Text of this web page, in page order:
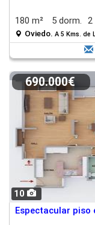
180 m² 5 dorm. 2
Oviedo. A 5 Kms. de
10
690.000€
Espectacular piso